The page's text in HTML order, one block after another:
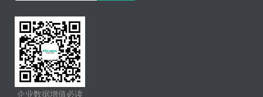
企业数据增值必读